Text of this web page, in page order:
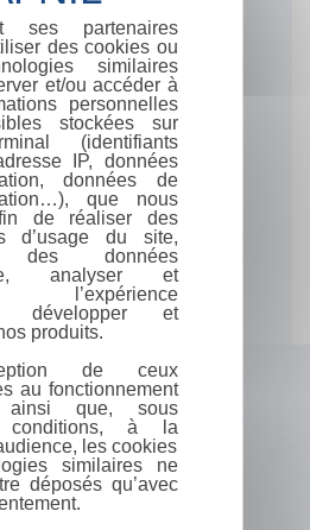
:
ses partenaires
des cookies ou
similaires
et/ou accéder à
personnelles
stockées sur
(identifiants
IP, données
données de
que nous
de réaliser des
d’usage du site,
des données
analyser et
l’expérience
développer et
produits.
de ceux
au fonctionnement
que, sous
conditions, à la
les cookies
similaires ne
déposés qu’avec